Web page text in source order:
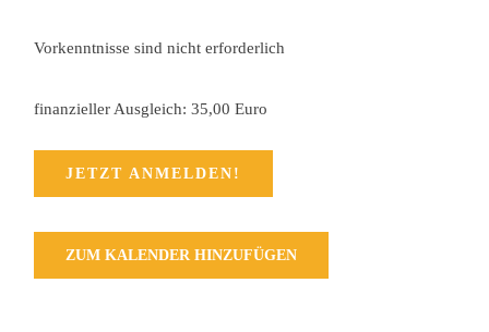
Vorkenntnisse sind nicht erforderlich
finanzieller Ausgleich: 35,00 Euro
JETZT ANMELDEN!
ZUM KALENDER HINZUFÜGEN